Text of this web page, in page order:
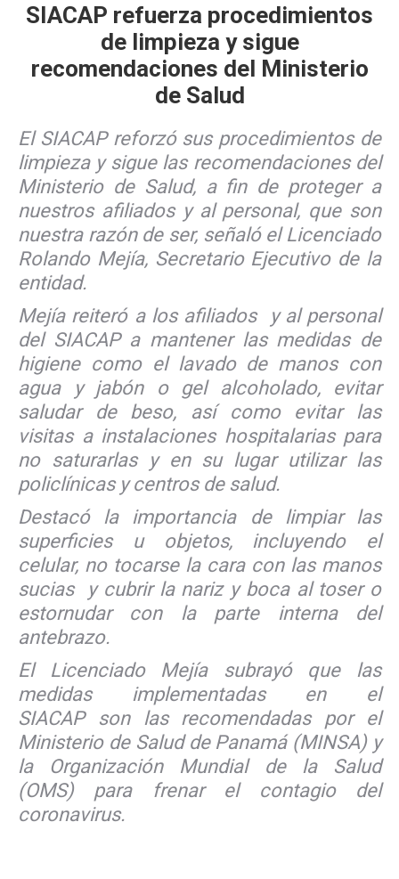
SIACAP refuerza procedimientos
de limpieza y sigue
recomendaciones del Ministerio
de Salud
El SIACAP reforzó sus procedimientos de
limpieza y sigue las recomendaciones del
Ministerio de Salud, a fin de proteger a
nuestros afiliados y al personal, que son
nuestra razón de ser, señaló el Licenciado
Rolando Mejía, Secretario Ejecutivo de la
entidad.
Mejía reiteró a los afiliados y al personal
del SIACAP a mantener las medidas de
higiene como el lavado de manos con
agua y jabón o gel alcoholado, evitar
saludar de beso, así como evitar las
visitas a instalaciones hospitalarias para
no saturarlas y en su lugar utilizar las
policlínicas y centros de salud.
Destacó la importancia de limpiar las
superficies u objetos, incluyendo el
celular, no tocarse la cara con las manos
sucias y cubrir la nariz y boca al toser o
estornudar con la parte interna del
antebrazo.
El Licenciado Mejía subrayó que las
medidas implementadas en el
SIACAP son las recomendadas por el
Ministerio de Salud de Panamá (MINSA) y
la Organización Mundial de la Salud
(OMS) para frenar el contagio del
coronavirus.